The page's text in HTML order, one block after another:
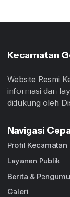
Kecamatan
Website Resmi
informasi dan
didukung oleh
Navigasi
Profil Kecamatan
Layanan Publik
Berita &
Galeri